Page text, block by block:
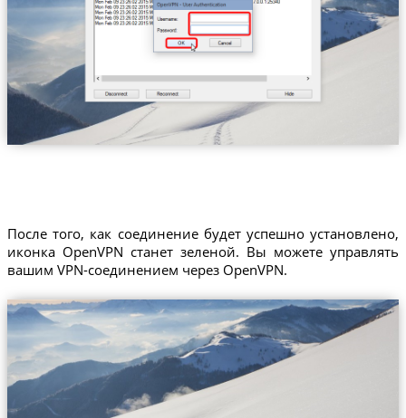
После того, как соединение будет успешно установлено,
иконка OpenVPN станет зеленой. Вы можете управлять
вашим VPN-соединением через OpenVPN.